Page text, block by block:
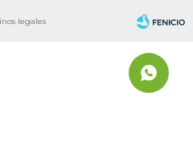
legales